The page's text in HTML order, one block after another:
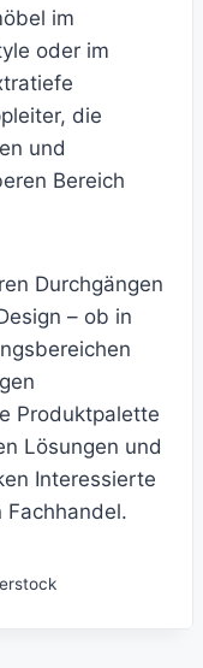
im
oder im
die
und
Bereich
Durchgängen
– ob in
Produktpalette
Lösungen und
Interessierte